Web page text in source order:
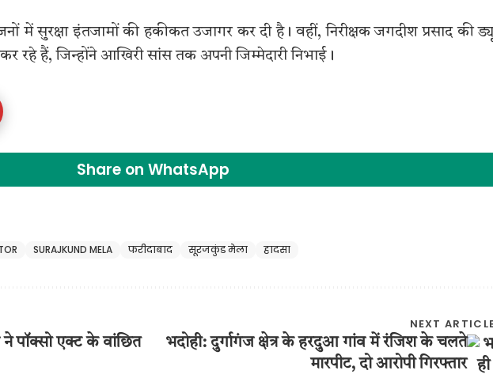
में सुरक्षा इंतजामों की हकीकत उजागर कर दी है। वहीं, निरीक्षक जगदीश प्रसाद की
रहे हैं, जिन्होंने आखिरी सांस तक अपनी जिम्मेदारी निभाई।
Share on WhatsApp
SURAJKUND MELA फरीदाबाद सूरजकुंड मेला हादसा
ने पॉक्सो एक्ट के वांछित
NEXT
भदोही: दुर्गागंज क्षेत्र के हरदुआ गांव में रंजिश के चलते
मारपीट, दो आरोपी गिरफ्तार